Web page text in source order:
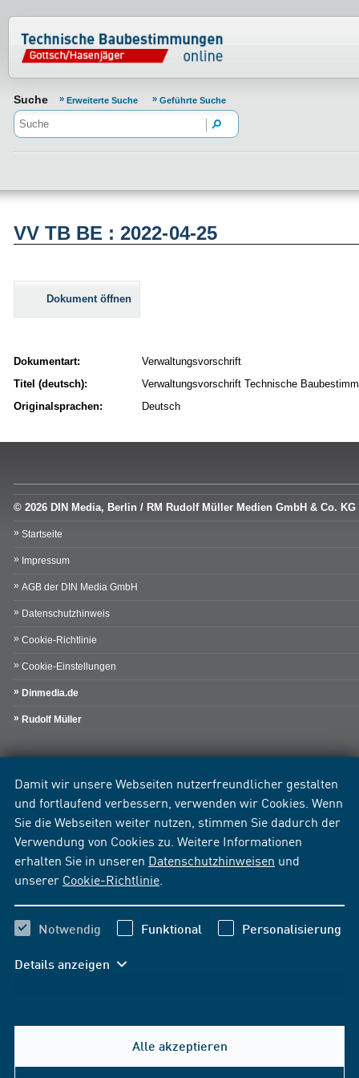
Damit wir unsere Webseiten nutzerfreundlicher gestalten
und fortlaufend verbessern, verwenden wir Cookies. Wenn
Sie die Webseiten weiter nutzen, stimmen Sie dadurch der
Verwendung von Cookies zu. Weitere Informationen
erhalten Sie in unseren Datenschutzhinweisen und
unserer Cookie-Richtlinie
Notwendig Funktional Personalisierung
Details anzeigen
Alle akzeptieren
Normenportal Barrierefreiheit
Suche Erweiterte Suche Geführte Suche
VV TB BE : 2022-04-25
Dokument öffnen
Dokumentart:
Verwaltungsvorschrift
Titel (deutsch):
Verwaltungsvorschrift Technische
Originalsprachen:
Deutsch
© 2026 DIN Media, Berlin / RM Rudolf Müller Medien GmbH & Co. KG
Startseite
Impressum
AGB der DIN Media GmbH
Datenschutzhinweis
Cookie-Richtlinie
Cookie-Einstellungen
Dinmedia.de
Rudolf Müller
Hilfe & Kontakt